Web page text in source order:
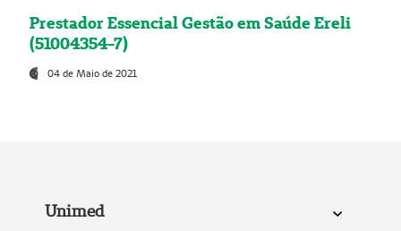
Prestador Essencial Gestão em Saúde Ereli
(51004354-7)
04 de Maio de 2021
Unimed